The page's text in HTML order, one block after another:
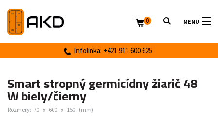
MENU
Infolinka: +421 911 600 625
0
Smart stropný germicídny žiarič 48
W biely/čierny
Rozmery: 70 x 600 x 150 (mm)